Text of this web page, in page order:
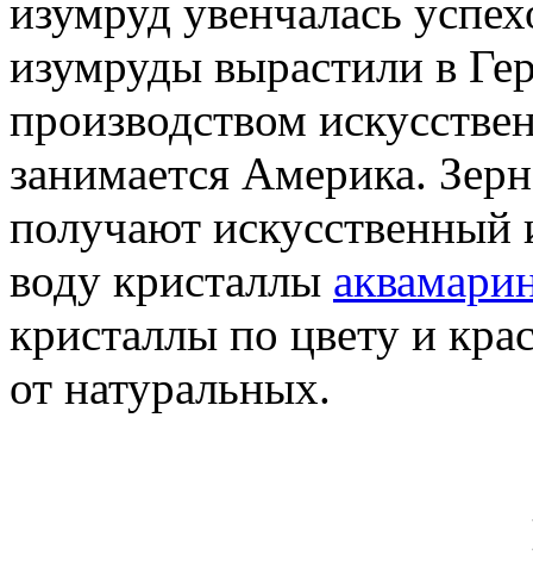
изумруд увенчалась
изумруды вырастили в
производством
занимается Америка.
получают
воду кристаллы
кристаллы по цвету и
от натуральных.